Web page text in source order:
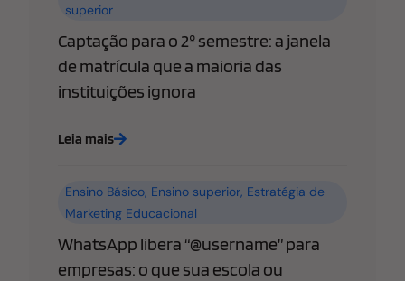
superior
Captação para o 2º semestre: a janela
de matrícula que a maioria das
instituições ignora
Leia mais
Ensino Básico, Ensino superior, Estratégia de
Marketing Educacional
WhatsApp libera “@username” para
empresas: o que sua escola ou